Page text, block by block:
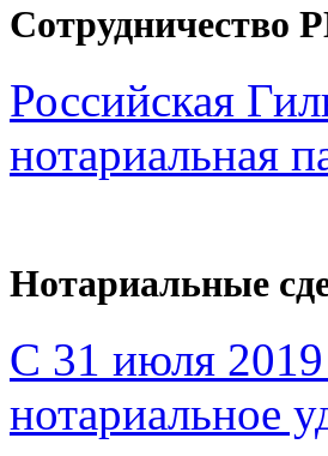
Сотрудничество
Российская
нотариальная
Нотариальные
С 31 июля 2019
нотариальное